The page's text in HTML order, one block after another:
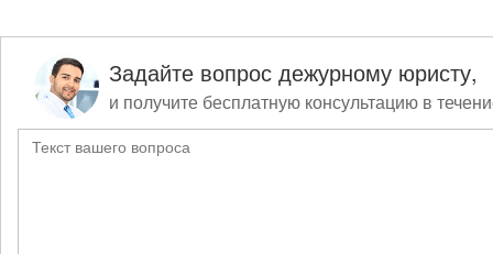
Задайте вопрос дежурному юристу,
и получите бесплатную консультацию в